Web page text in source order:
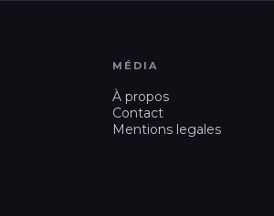
MÉDIA
À propos
Contact
Mentions legales